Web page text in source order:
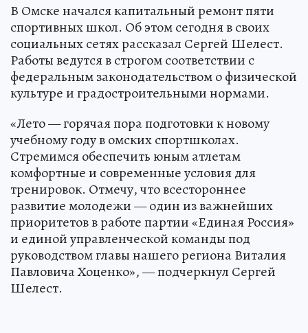
В Омске начался капитальный ремонт пяти
спортивных школ. Об этом сегодня в своих
социальных сетях рассказал Сергей Шелест.
Работы ведутся в строгом соответствии с
федеральным законодательством о физической
культуре и градостроительными нормами.
«Лето — горячая пора подготовки к новому
учебному году в омских спортшколах.
Стремимся обеспечить юным атлетам
комфортные и современные условия для
тренировок. Отмечу, что всестороннее
развитие молодежи — один из важнейших
приоритетов в работе партии «Единая Россия»
и единой управленческой команды под
руководством главы нашего региона Виталия
Павловича Хоценко», — подчеркнул Сергей
Шелест.